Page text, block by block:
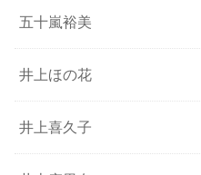
五十嵐裕美
井上ほの花
井上喜久子